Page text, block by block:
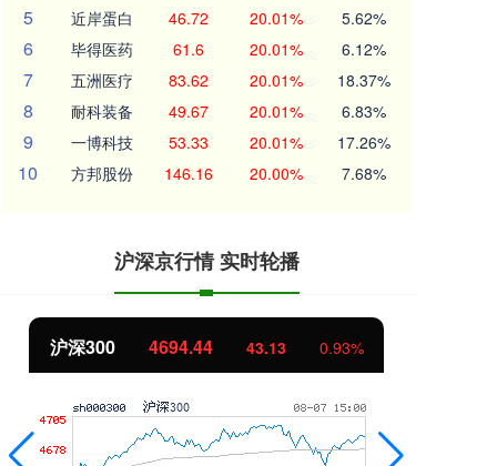
5 近岸蛋白 46.72 20.01% 5.62%
6 毕得医药 61.6 20.01% 6.12%
7 五洲医疗 83.62 20.01% 18.37%
8 耐科装备 49.67 20.01% 6.83%
9 一博科技 53.33 20.01% 17.26%
10 方邦股份 146.16 20.00% 7.68%
沪深京行情 实时轮播
北证50 1134.24 11.37 1.01%